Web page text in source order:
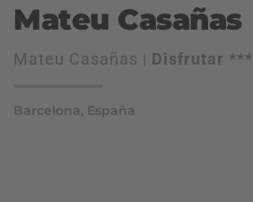
Mateu Casañas
Mateu Casañas | Disfrutar ***
Barcelona, España